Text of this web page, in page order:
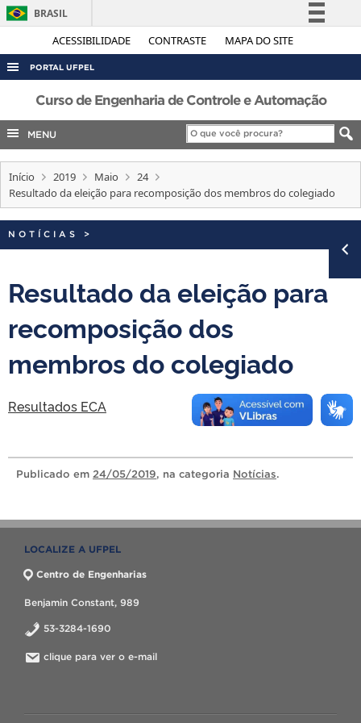
ACESSIBILIDADE CONTRASTE MAPA DO SITE
BRASIL
Simplifique!
Legislação
Canais
PORTAL UFPEL
ACESSO À INFORMAÇÃO
AUDITORIA
COBALTO
CONCURSOS
INTERNACIONAL
PORTARIAS
Curso de Engenharia de Controle e Automação
MENU
Início 2019 Maio
24
Resultado da eleição para recomposição dos membros do colegiado
NOTÍCIAS >
Resultado da eleição para
recomposição dos
membros do colegiado
Resultados ECA
Publicado em 24/05/2019, na categoria Notícias.
LOCALIZE A UFPEL
Centro de Engenharias
Benjamin Constant, 989
53-3284-1690
clique para ver o e-mail